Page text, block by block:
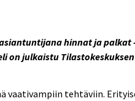
hinnat ja palkat
on julkaistu
vaativampiin tehtäviin.